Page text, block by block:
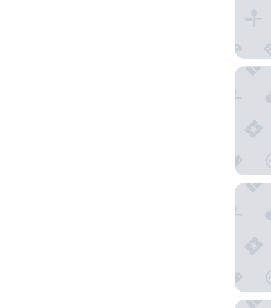
Chez Titi
Hôtel INA
CHEZ